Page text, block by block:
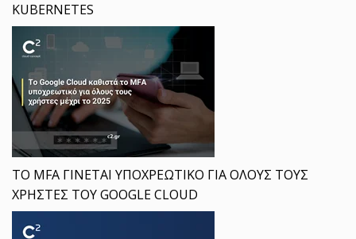
KUBERNETES
ΤΟ MFA ΓΙΝΕΤΑΙ ΥΠΟΧΡΕΩΤΙΚΟ ΓΙΑ ΟΛΟΥΣ ΤΟΥΣ
ΧΡΗΣΤΕΣ ΤΟΥ GOOGLE CLOUD